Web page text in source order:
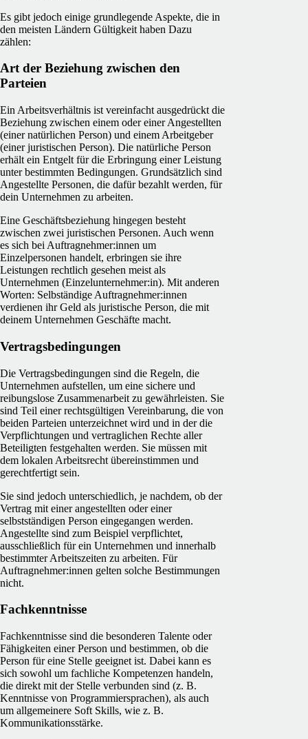
Es gibt jedoch einige grundlegende Aspekte, die in
den meisten Ländern Gültigkeit haben Dazu
zählen:
Art der Beziehung zwischen den
Parteien
Ein Arbeitsverhältnis ist vereinfacht ausgedrückt die
Beziehung zwischen einem oder einer Angestellten
(einer natürlichen Person) und einem Arbeitgeber
(einer juristischen Person). Die natürliche Person
erhält ein Entgelt für die Erbringung einer Leistung
unter bestimmten Bedingungen. Grundsätzlich sind
Angestellte Personen, die dafür bezahlt werden, für
dein Unternehmen zu arbeiten.
Eine Geschäftsbeziehung hingegen besteht
zwischen zwei juristischen Personen. Auch wenn
es sich bei Auftragnehmer:innen um
Einzelpersonen handelt, erbringen sie ihre
Leistungen rechtlich gesehen meist als
Unternehmen (Einzelunternehmer:in). Mit anderen
Worten: Selbständige Auftragnehmer:innen
verdienen ihr Geld als juristische Person, die mit
deinem Unternehmen Geschäfte macht.
Vertragsbedingungen
Die Vertragsbedingungen sind die Regeln, die
Unternehmen aufstellen, um eine sichere und
reibungslose Zusammenarbeit zu gewährleisten. Sie
sind Teil einer rechtsgültigen Vereinbarung, die von
beiden Parteien unterzeichnet wird und in der die
Verpflichtungen und vertraglichen Rechte aller
Beteiligten festgehalten werden. Sie müssen mit
dem lokalen Arbeitsrecht übereinstimmen und
gerechtfertigt sein.
Sie sind jedoch unterschiedlich, je nachdem, ob der
Vertrag mit einer angestellten oder einer
selbstständigen Person eingegangen werden.
Angestellte sind zum Beispiel verpflichtet,
ausschließlich für ein Unternehmen und innerhalb
bestimmter Arbeitszeiten zu arbeiten. Für
Auftragnehmer:innen gelten solche Bestimmungen
nicht.
Fachkenntnisse
Fachkenntnisse sind die besonderen Talente oder
Fähigkeiten einer Person und bestimmen, ob die
Person für eine Stelle geeignet ist. Dabei kann es
sich sowohl um fachliche Kompetenzen handeln,
die direkt mit der Stelle verbunden sind (z. B.
Kenntnisse von Programmiersprachen), als auch
um allgemeinere Soft Skills, wie z. B.
Kommunikationsstärke.